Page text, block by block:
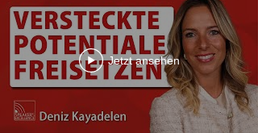
Jetzt ansehen